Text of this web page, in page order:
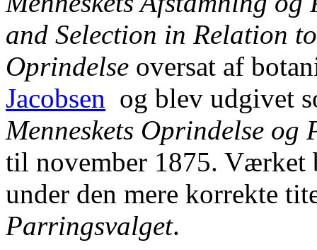
and Selection in Relation
Oprindelse oversat af
Jacobsen og blev udgivet
Menneskets Oprindelse og
til november 1875. Værket
under den mere korrekte
Parringsvalget.